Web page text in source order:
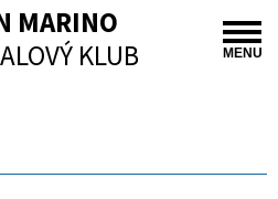
MENU
MARINO
KLUB